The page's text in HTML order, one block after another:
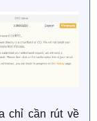
chỉ cần rút về